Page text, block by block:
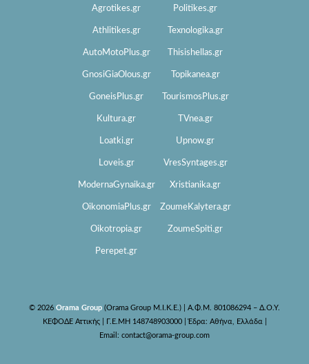
Agrotikes.gr Politikes.gr
Athlitikes.gr Texnologika.gr
AutoMotoPlus.gr Thisishellas.gr
GnosiGiaOlous.gr Topikanea.gr
GoneisPlus.gr TourismosPlus.gr
Kultura.gr TVnea.gr
Loatki.gr Upnow.gr
Loveis.gr VresSyntages.gr
ModernaGynaika.gr Xristianika.gr
OikonomiaPlus.gr ZoumeKalytera.gr
Oikotropia.gr ZoumeSpiti.gr
Perepet.gr
© 2026 Orama Group (Orama Group Μ.Ι.Κ.Ε.) | Α.Φ.Μ. 801086294 – Δ.Ο.Υ.
ΚΕΦΟΔΕ Αττικής | Γ.Ε.ΜΗ 148748903000 | Έδρα: Αθήνα, Ελλάδα |
Email: contact@orama-group.com